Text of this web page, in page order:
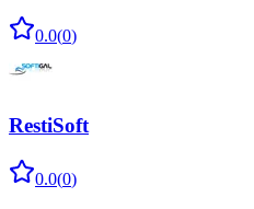
0.0(0)
RestiSoft
0.0(0)